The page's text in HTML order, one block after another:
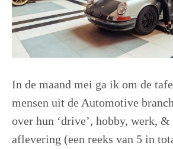
In de maand mei ga ik om de
mensen uit de Automotive
over hun ‘drive’, hobby, werk, &
aflevering (een reeks van 5 in